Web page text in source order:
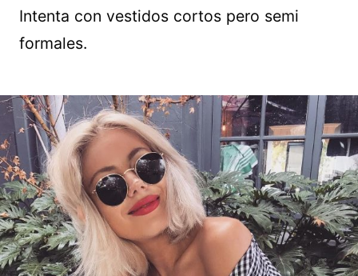
Intenta con vestidos cortos pero semi
formales.